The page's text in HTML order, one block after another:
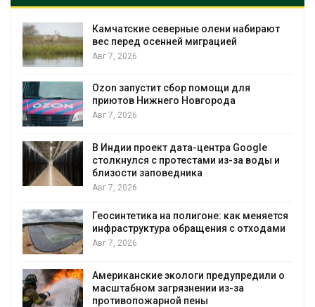
Камчатские северные олени набирают
вес перед осенней миграцией
Авг 7, 2026
Ozon запустит сбор помощи для
приютов Нижнего Новгорода
Авг 7, 2026
В Индии проект дата-центра Google
столкнулся с протестами из-за воды и
близости заповедника
Авг 7, 2026
Геосинтетика на полигоне: как меняется
инфраструктура обращения с отходами
Авг 7, 2026
Американские экологи предупредили о
масштабном загрязнении из-за
противопожарной пены